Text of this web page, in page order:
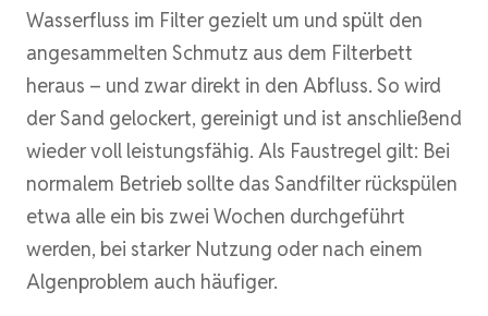
Wasserfluss im Filter gezielt um und spült den
angesammelten Schmutz aus dem Filterbett
heraus – und zwar direkt in den Abfluss. So wird
der Sand gelockert, gereinigt und ist anschließend
wieder voll leistungsfähig. Als Faustregel gilt: Bei
normalem Betrieb sollte das Sandfilter rückspülen
etwa alle ein bis zwei Wochen durchgeführt
werden, bei starker Nutzung oder nach einem
Algenproblem auch häufiger.